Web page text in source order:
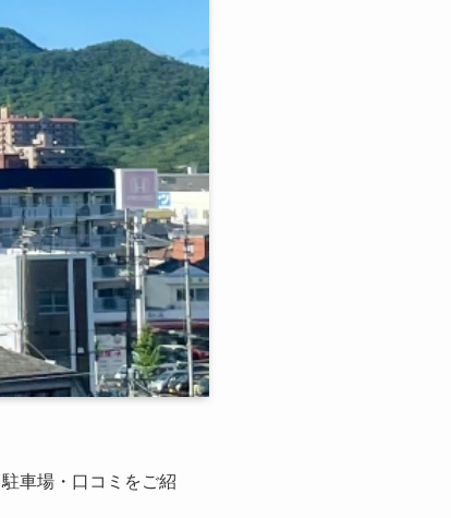
車場・口コミをご紹